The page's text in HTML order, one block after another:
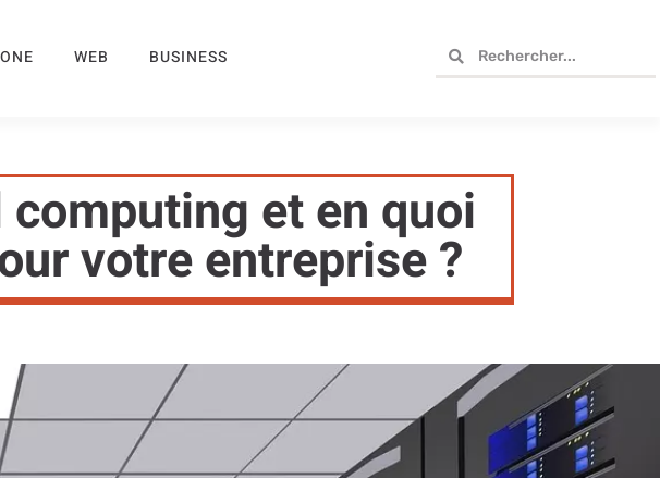
WEB BUSINESS
et en quoi
votre entreprise ?